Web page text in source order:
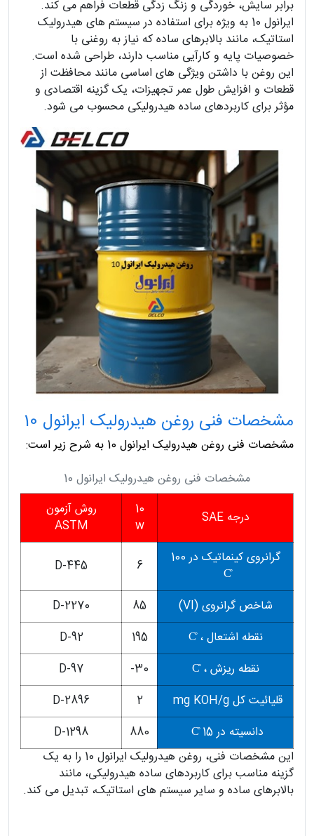
برابر سایش، خوردگی و زنگ زدگی قطعات فراهم می کند.
ایرانول 10 به ویژه برای استفاده در سیستم های هیدرولیک
استاتیک، مانند بالابرهای ساده که نیاز به روغنی با
خصوصیات پایه و کارآیی مناسب دارند، طراحی شده است.
این روغن با داشتن ویژگی های اساسی مانند محافظت از
قطعات و افزایش طول عمر تجهیزات، یک گزینه اقتصادی و
مؤثر برای کاربردهای ساده هیدرولیکی محسوب می شود.
مشخصات فنی روغن هیدرولیک ایرانول 10
مشخصات فنی روغن هیدرولیک ایرانول 10 به شرح زیر است:
مشخصات فنی روغن هیدرولیک ایرانول 10
درجه SAE
10
w
روش آزمون
ASTM
گرانروی کینماتیک در 100
C̊
6
D-445
شاخص گرانروی (VI) 85
D-2270
نقطه اشتعال ، C̊
195
D-92
نقطه ریزش ، C̊
30-
D-97
قلیائیت کل mg KOH/g
2
D-2896
دانسیته در C̊ 15
880
D-1298
این مشخصات فنی، روغن هیدرولیک ایرانول 10 را به یک
گزینه مناسب برای کاربردهای ساده هیدرولیکی، مانند
بالابرهای ساده و سایر سیستم های استاتیک، تبدیل می کند.